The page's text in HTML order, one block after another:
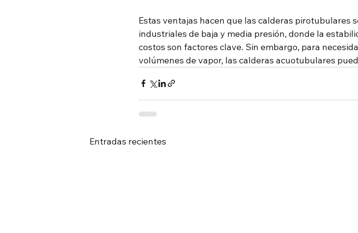
Estas ventajas hacen que las calderas pirotubulares
industriales de baja y media presión, donde la
costos son factores clave. Sin embargo, para
volúmenes de vapor, las calderas acuotubulares
Entradas recientes